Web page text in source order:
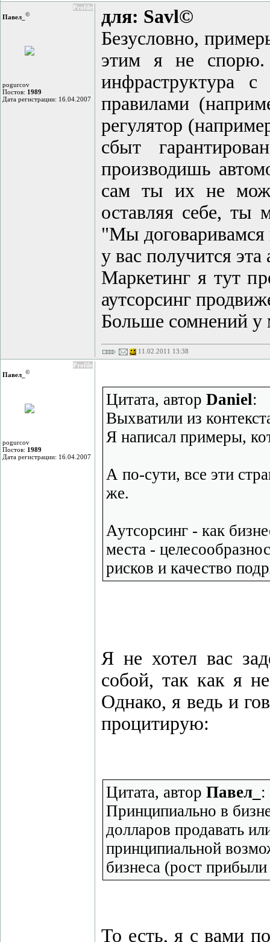
Profile
Павел_ ©
pogurcov
Постов: 1989
Дата регистрации: 16.04.2007
для: Savl©
Безусловно,
этим я не спорю.
инфраструктура
правилами
регулятор
сбыт
производишь
сам ты их не
оставляя себе,
"Мы договаривамся
у вас получится
Маркетинг я тут
аутсорсинг
Больше сомнений у
11.02.2011 13:38
Profile
Павел_ ©
pogurcov
Постов: 1989
Дата регистрации: 16.04.2007
Цитата, автор Daniel:
Выхватили из
Я написал примеры,
А по-сути, все эти
же.
Аутсорсинг - как
места -
рисков и качество
Я не хотел вас
собой, так как я
Однако, я ведь и
процитирую:
Цитата, автор Павел_ :
Принципиально в
долларов продавать
принципиальной
бизнеса (рост
То есть, я с вами